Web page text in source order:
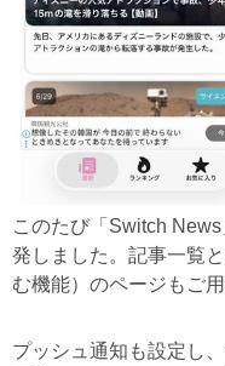
このたび「Switch
発しました。記事一覧
む機能）のページもご用
プッシュ通知も設定し